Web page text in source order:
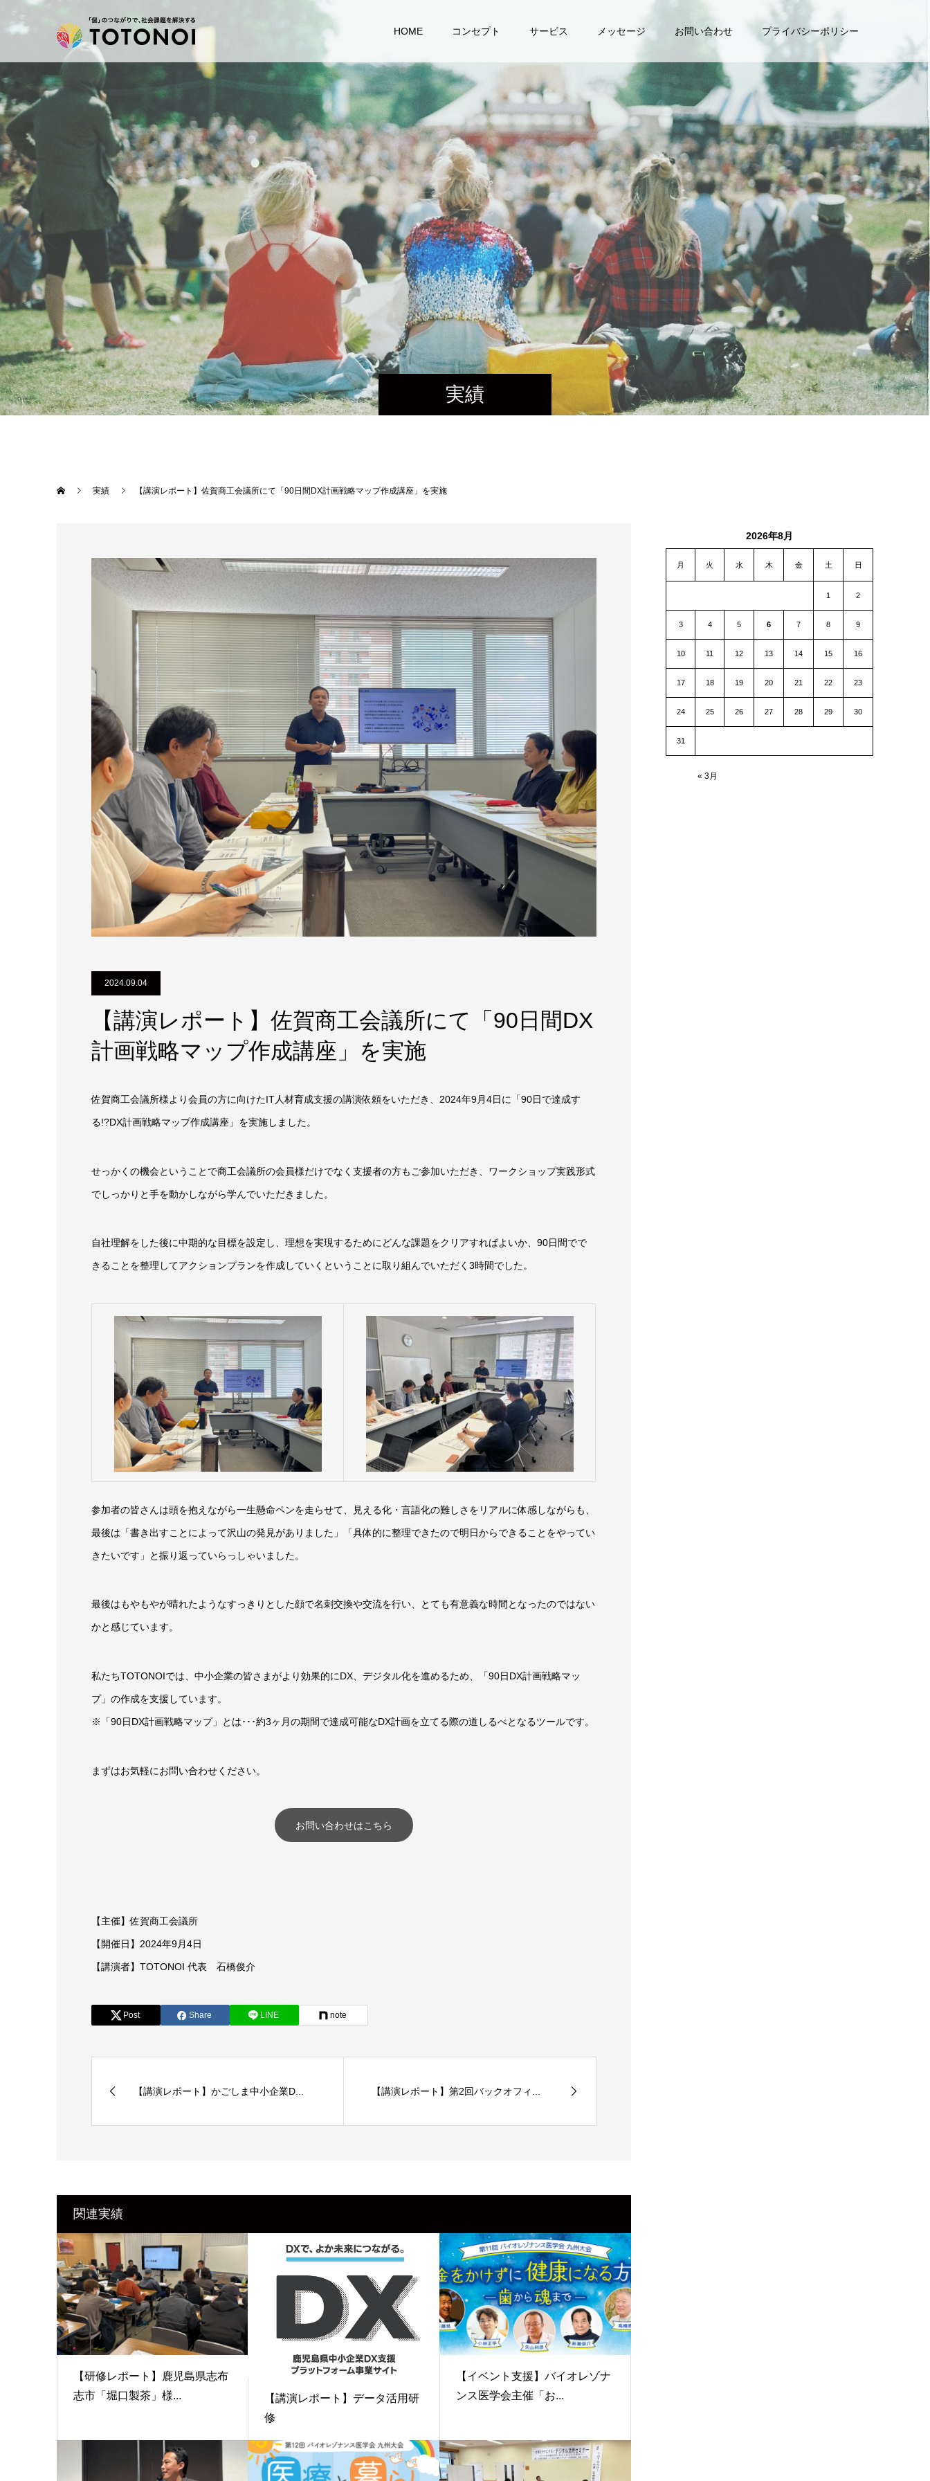
HOME コンセプト サービス メッセージ お問い合わせ プライバシーポリシー
実績
実績 【講演レポート】佐賀商工会議所にて「90日間DX計画戦略マップ作成講座」を実施
2024.09.04
【講演レポート】佐賀商工会議所にて「90日間DX
計画戦略マップ作成講座」を実施
佐賀商工会議所様より会員の方に向けたIT人材育成支援の講演依頼をいただき、2024年9月4日に「90日で達成す
る!?DX計画戦略マップ作成講座」を実施しました。
せっかくの機会ということで商工会議所の会員様だけでなく支援者の方もご参加いただき、ワークショップ実践形式
でしっかりと手を動かしながら学んでいただきました。
自社理解をした後に中期的な目標を設定し、理想を実現するためにどんな課題をクリアすればよいか、90日間でで
きることを整理してアクションプランを作成していくということに取り組んでいただく3時間でした。
参加者の皆さんは頭を抱えながら一生懸命ペンを走らせて、見える化・言語化の難しさをリアルに体感しながらも、
最後は「書き出すことによって沢山の発見がありました」「具体的に整理できたので明日からできることをやってい
きたいです」と振り返っていらっしゃいました。
最後はもやもやが晴れたようなすっきりとした顔で名刺交換や交流を行い、とても有意義な時間となったのではない
かと感じています。
私たちTOTONOIでは、中小企業の皆さまがより効果的にDX、デジタル化を進めるため、「90日DX計画戦略マッ
プ」の作成を支援しています。
※「90日DX計画戦略マップ」とは･･･約3ヶ月の期間で達成可能なDX計画を立てる際の道しるべとなるツールです。
まずはお気軽にお問い合わせください。
お問い合わせはこちら
【主催】佐賀商工会議所
【開催日】2024年9月4日
【講演者】TOTONOI 代表 石橋俊介
Post Share LINE note
【講演レポート】かごしま中小企業D... 【講演レポート】第2回バックオフィ...
関連実績
【研修レポート】鹿児島県志布
志市「堀口製茶」様...
【講演レポート】データ活用研
修
【イベント支援】バイオレゾナ
ンス医学会主催「お...
2026年8月
月 火 水 木 金 土 日
1 2
3 4 5 6 7 8 9
10 11 12 13 14 15 16
17 18 19 20 21 22 23
24 25 26 27 28 29 30
31
« 3月